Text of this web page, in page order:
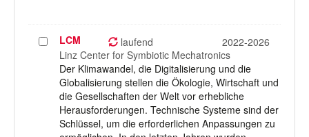
Projekt
auswählen
LCM laufend
2022-2026
Linz Center for Symbiotic Mechatronics
Der Klimawandel, die Digitalisierung und die
Globalisierung stellen die Ökologie, Wirtschaft und
die Gesellschaften der Welt vor erhebliche
Herausforderungen. Technische Systeme sind der
Schlüssel, um die erforderlichen Anpassungen zu